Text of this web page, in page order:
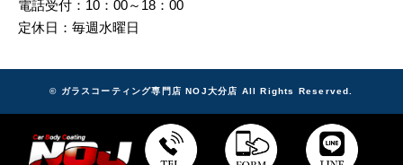
電話受付：10：00～18：00
定休日：毎週水曜日
© ガラスコーティング専門店 NOJ大分店 All Rights Reserved.